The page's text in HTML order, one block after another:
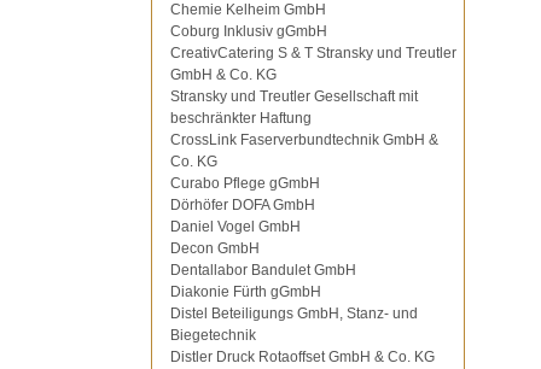
Chemie Kelheim GmbH
Coburg Inklusiv gGmbH
CreativCatering S & T Stransky und Treutler
GmbH & Co. KG
Stransky und Treutler Gesellschaft mit
beschränkter Haftung
CrossLink Faserverbundtechnik GmbH &
Co. KG
Curabo Pflege gGmbH
Dörhöfer DOFA GmbH
Daniel Vogel GmbH
Decon GmbH
Dentallabor Bandulet GmbH
Diakonie Fürth gGmbH
Distel Beteiligungs GmbH, Stanz- und
Biegetechnik
Distler Druck Rotaoffset GmbH & Co. KG